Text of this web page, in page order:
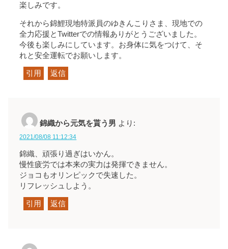
楽しみです。
それから錦鯉現地特派員のゆきんこりさま、現地での
全力応援とTwitterでの情報ありがとうございました。
今後も楽しみにしています。お身体に気をつけて、そ
れと安全運転でお願いします。
引用 返信
錦織から元気を貰う男 より:
2021/08/08 11:12:34
錦織、頑張り過ぎはいかん。
慢性疲労では本来の実力は発揮できません。
ジョコもオリンピックで失速した。
リフレッシュしよう。
引用 返信